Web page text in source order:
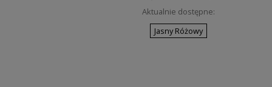
Aktualnie dostępne:
Jasny Różowy